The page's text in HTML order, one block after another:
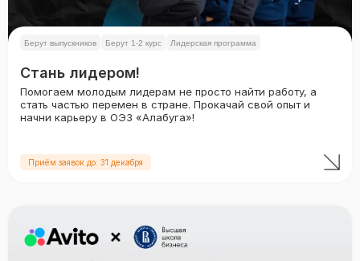
Берут выпускников Берут 1-2 курс Лидерская программа
Стань лидером!
Помогаем молодым лидерам не просто найти работу, а
стать частью перемен в стране. Прокачай свой опыт и
начни карьеру в ОЭЗ «Алабуга»!
Приём заявок до: 31 декабря